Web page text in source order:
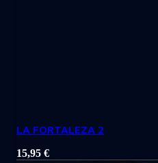
LA FORTALEZA 2
15,95 €